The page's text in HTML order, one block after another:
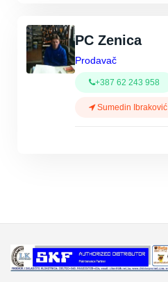
PC Zenica
Prodavač
+387 62 243 958
Sumedin Ibraković